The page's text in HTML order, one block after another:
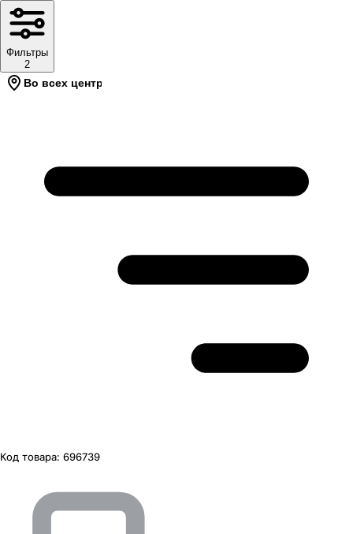
Фильтры
2
Во всех центрах
Код товара: 696739